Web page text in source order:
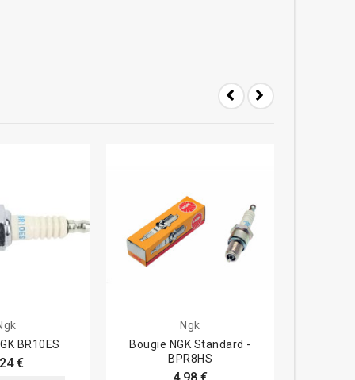
BR10ES
€
Ngk
Bougie NGK Standard -
BPR8HS